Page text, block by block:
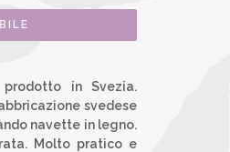
in Svezia.
svedese
navette in legno.
Molto pratico e